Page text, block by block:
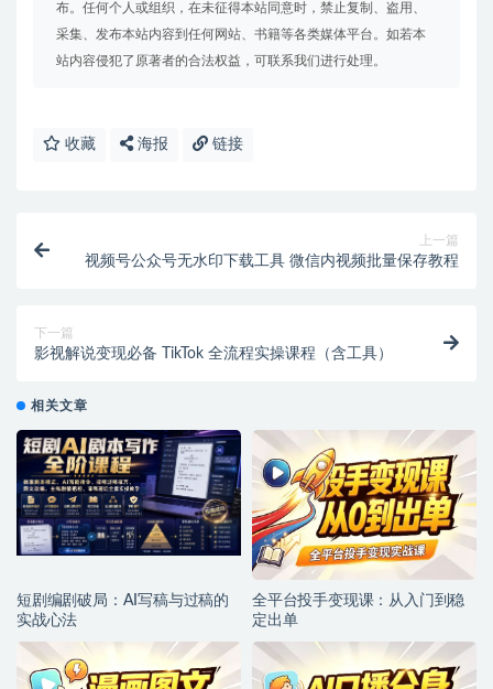
布。任何个人或组织，在未征得本站同意时，禁止复制、盗用、
采集、发布本站内容到任何网站、书籍等各类媒体平台。如若本
站内容侵犯了原著者的合法权益，可联系我们进行处理。
收藏 海报 链接
上一篇
视频号公众号无水印下载工具 微信内视频批量保存教程
下一篇
影视解说变现必备 TikTok 全流程实操课程（含工具）
相关文章
短剧编剧破局：AI写稿与过稿的
实战心法
全平台投手变现课：从入门到稳
定出单